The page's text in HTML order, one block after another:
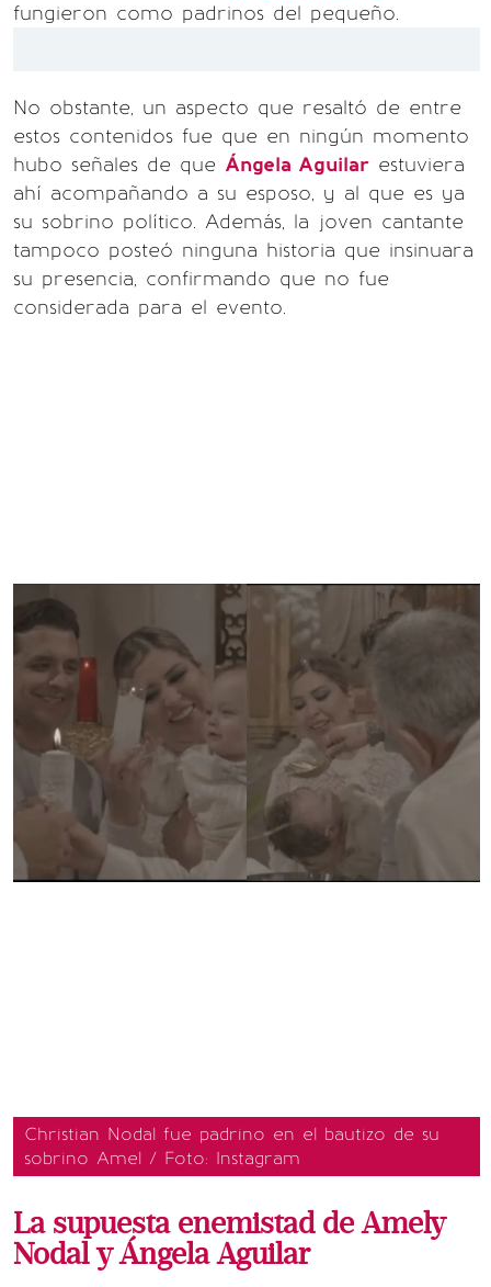
fungieron como padrinos del pequeño.
No obstante, un aspecto que resaltó de entre
estos contenidos fue que en ningún momento
hubo señales de que Ángela Aguilar estuviera
ahí acompañando a su esposo, y al que es ya
su sobrino político. Además, la joven cantante
tampoco posteó ninguna historia que insinuara
su presencia, confirmando que no fue
considerada para el evento.
Christian Nodal fue padrino en el bautizo de su
sobrino Amel / Foto: Instagram
La supuesta enemistad de Amely
Nodal y Ángela Aguilar